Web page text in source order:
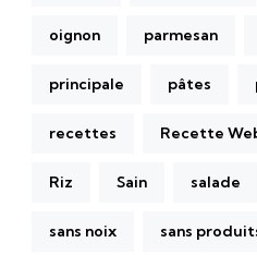
oignon parmesan
principale pâtes
recettes Recette
Riz Sain salade
sans noix sans